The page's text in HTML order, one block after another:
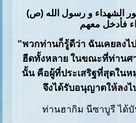
الشهداء و رسول الله (ص)
فأدخل معهم
"พวกท่านก็รู้ดีว่า ฉันเคยลงไ
ฮีดทั้งหลาย ในขณะที่ท่านศ
นั้น คือผู้ที่ประเสริฐที่สุดใน
จึงได้รับอนุญาตให้ลง
ท่านฮากิม นีซาบูรี ได้บัน